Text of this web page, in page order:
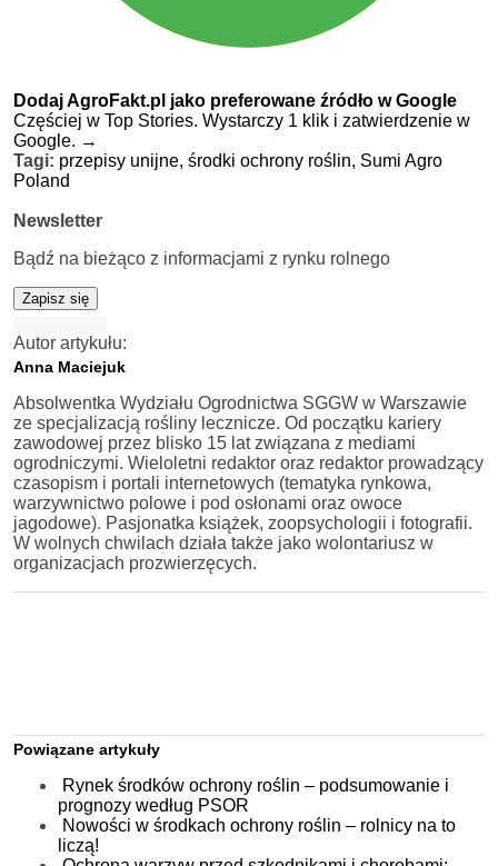
Dodaj AgroFakt.pl jako preferowane źródło w Google
Częściej w Top Stories. Wystarczy 1 klik i zatwierdzenie w
Google. →
Tagi: przepisy unijne, środki ochrony roślin, Sumi Agro
Poland
Newsletter
Bądź na bieżąco z informacjami z rynku rolnego
Zapisz się
Autor artykułu:
Anna Maciejuk
Absolwentka Wydziału Ogrodnictwa SGGW w Warszawie
ze specjalizacją rośliny lecznicze. Od początku kariery
zawodowej przez blisko 15 lat związana z mediami
ogrodniczymi. Wieloletni redaktor oraz redaktor prowadzący
czasopism i portali internetowych (tematyka rynkowa,
warzywnictwo polowe i pod osłonami oraz owoce
jagodowe). Pasjonatka książek, zoopsychologii i fotografii.
W wolnych chwilach działa także jako wolontariusz w
organizacjach prozwierzęcych.
Powiązane artykuły
Rynek środków ochrony roślin – podsumowanie i
prognozy według PSOR
Nowości w środkach ochrony roślin – rolnicy na to
liczą!